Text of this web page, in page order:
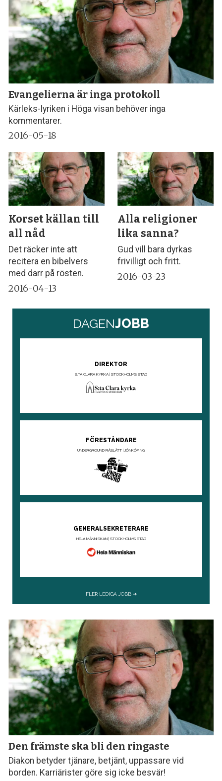
Evangelierna är inga protokoll
Kärleks-lyriken i Höga visan behöver inga
kommentarer.
2016-05-18
Korset källan till
all nåd
Det räcker inte att
recitera en bibelvers
med darr på rösten.
2016-04-13
Alla religioner
lika sanna?
Gud vill bara dyrkas
frivilligt och fritt.
2016-03-23
Den främste ska bli den ringaste
Diakon betyder tjänare, betjänt, uppassare vid
borden. Karriärister göre sig icke besvär!